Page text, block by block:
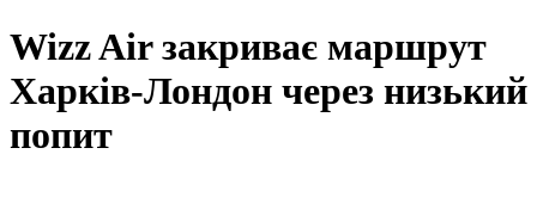
Wizz Air закриває маршрут
Харків-Лондон через низький
попит